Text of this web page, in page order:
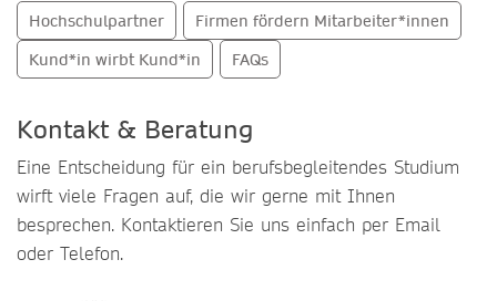
Hochschulpartner
Firmen fördern Mitarbeiter*innen
Kund*in wirbt Kund*in
FAQs
Kontakt & Beratung
Eine Entscheidung für ein berufsbegleitendes Studium
wirft viele Fragen auf, die wir gerne mit Ihnen
besprechen. Kontaktieren Sie uns einfach per Email
oder Telefon.